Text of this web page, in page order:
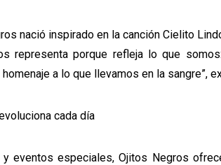
nació inspirado en la canción Cielito
representa porque refleja lo que
a lo que llevamos en la sangre”,
cada día
eventos especiales, Ojitos Negros